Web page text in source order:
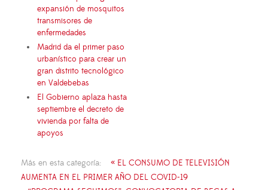
expansión de mosquitos
transmisores de
enfermedades
Madrid da el primer paso
urbanístico para crear un
gran distrito tecnológico
en Valdebebas
El Gobierno aplaza hasta
septiembre el decreto de
vivienda por falta de
apoyos
Más en esta categoría:
« EL CONSUMO DE TELEVISIÓN
AUMENTA EN EL PRIMER AÑO DEL COVID-19